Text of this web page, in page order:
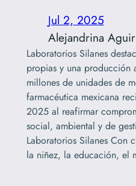
Jul 2, 2025
Alejandrina
Laboratorios Silanes
propias y una producción
millones de unidades de
farmacéutica mexicana
2025 al reafirmar
social, ambiental y de
Laboratorios Silanes Con
la niñez, la educación, el